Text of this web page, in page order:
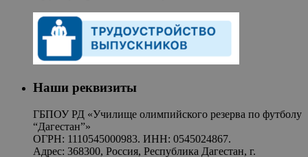
Наши реквизиты
ГБПОУ РД «Училище олимпийского резерва по футболу
“Дагестан”»
ОГРН: 1110545000983. ИНН: 0545024867.
Адрес: 368300, Россия, Республика Дагестан, г.